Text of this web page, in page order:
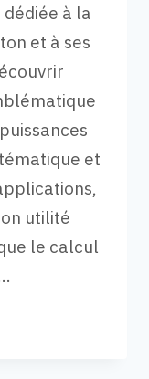
à la
et à ses
et
utilité
le calcul